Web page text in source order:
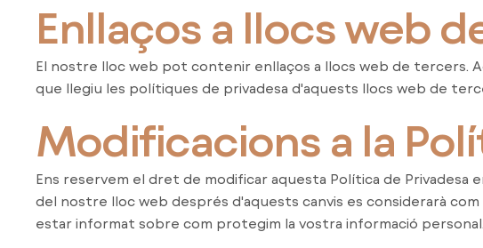
Enllaços a llocs web
El nostre lloc web pot contenir enllaços a llocs web de tercers.
que llegiu les polítiques de privadesa d'aquests llocs web de
Modificacions a la
Ens reservem el dret de modificar aquesta Política de Privadesa
del nostre lloc web després d'aquests canvis es considerarà
estar informat sobre com protegim la vostra informació personal.